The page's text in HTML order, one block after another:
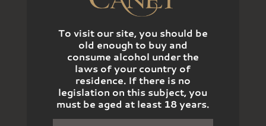
To visit our site, you should be
old enough to buy and
consume alcohol under the
laws of your country of
residence. If there is no
legislation on this subject, you
must be aged at least 18 years.